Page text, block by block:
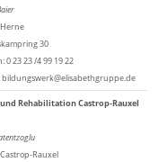
30
0 23 23 /4 99 19 22
bildungswerk@elisabethgruppe.de
Rehabilitation Castrop-Rauxel
Rauxel